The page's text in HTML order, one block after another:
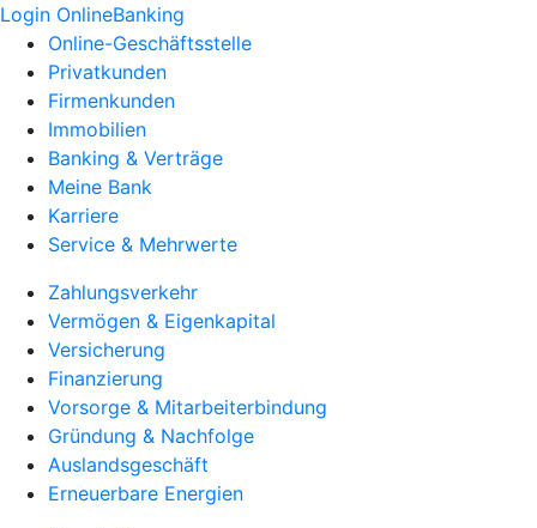
Login OnlineBanking
Online-Geschäftsstelle
Privatkunden
Firmenkunden
Immobilien
Banking & Verträge
Meine Bank
Karriere
Service & Mehrwerte
Zahlungsverkehr
Vermögen & Eigenkapital
Versicherung
Finanzierung
Vorsorge & Mitarbeiterbindung
Gründung & Nachfolge
Auslandsgeschäft
Erneuerbare Energien